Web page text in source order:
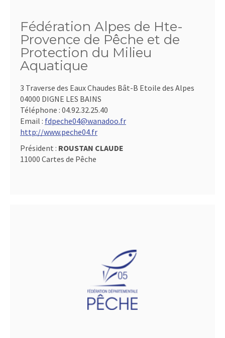
Fédération Alpes de Hte-
Provence de Pêche et de
Protection du Milieu
Aquatique
3 Traverse des Eaux Chaudes Bât-B Etoile des Alpes
04000 DIGNE LES BAINS
Téléphone : 04.92.32.25.40
Email : fdpeche04@wanadoo.fr
http://www.peche04.fr
Président : ROUSTAN CLAUDE
11000 Cartes de Pêche